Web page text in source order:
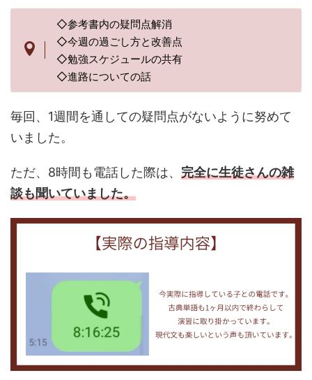
◇参考書内の疑問点解消
◇今週の過ごし方と改善点
◇勉強スケジュールの共有
◇進路についての話
毎回、1週間を通しての疑問点がないように努めて
いました。
ただ、8時間も電話した際は、 完全に生徒さんの雑
談も聞いていました。